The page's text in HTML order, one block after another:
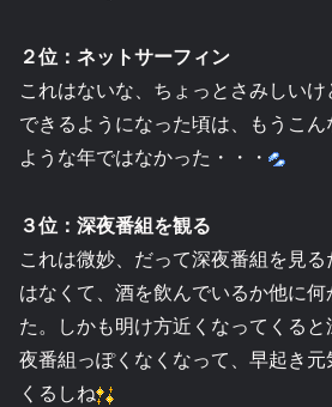
２位：ネットサーフィン
これはないな、ちょっとさみしい
できるようになった頃は、もうこ
ような年ではなかった・・・
３位：深夜番組を観る
これは微妙、だって深夜番組を見
はなくて、酒を飲んでいるか他に
た。しかも明け方近くなってくる
夜番組っぽくなくなって、早起き
くるしね